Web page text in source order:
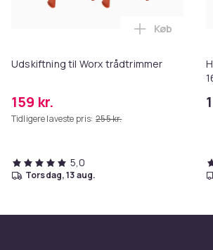
Udskiftning til Worx trådtrimmer
159 kr.
Tidligere laveste pris: 255 kr.
Læg
Køb
5,0
torsdag, 13 aug.